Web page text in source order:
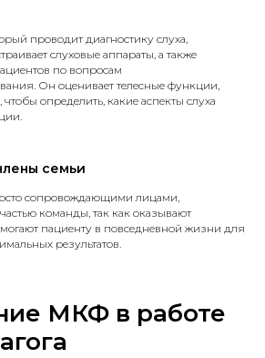
проводит диагностику слуха,
слуховые аппараты, а также
по вопросам
Он оценивает телесные функции,
определить, какие аспекты слуха
семьи
сопровождающими лицами,
команды, так как оказывают
пациенту в повседневной жизни для
результатов.
МКФ в работе